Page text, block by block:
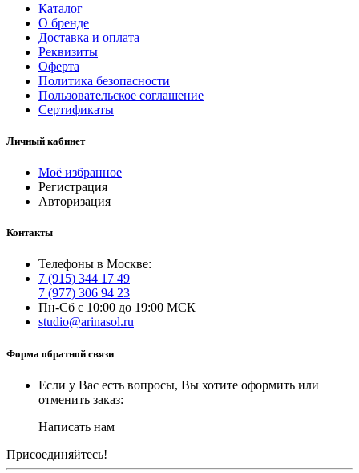
Каталог
О бренде
Доставка и оплата
Реквизиты
Оферта
Политика безопасности
Пользовательское соглашение
Сертификаты
Личный кабинет
Моё избранное
Регистрация
Авторизация
Контакты
Телефоны в Москве:
7 (915) 344 17 49
7 (977) 306 94 23
Пн-Сб с 10:00 до 19:00 МСК
studio@arinasol.ru
Форма обратной связи
Если у Вас есть вопросы, Вы хотите оформить или
отменить заказ:
Написать нам
Присоединяйтесь!